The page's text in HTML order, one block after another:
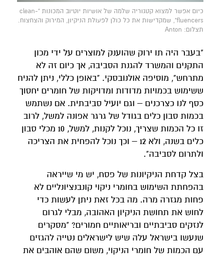
כיום אפשר למצוא קטגוריה שלמה של אושיות יוטיוב המכונות "clean-
fluencers", שמקדישות את כל כולן לפעולת הניקיון, המירוק והצחצוח.
תצלום: Anton
"בעבר היה תו ירוק שהוענק למוצרים על ידי מכון
התקנים והמשרד להגנת הסביבה, אך כיום זה לא
מתרחש", מוסיפה אולנובסקי. "באופן כללי, ניתן להניח
ששימוש בכמויות מדודות ומדויקות של חומרים יחסוך
כסף לנו כצרכנים – וגם יועיל סביבתית. אם נשתמש
בכמות סבון כלים בגודל של גרגר אפונה למשל, לרוב
זו כל הכמות שצריך, נוכל לקנות, למשל, 10 מכלי סבון
כלים בשנה, ולא 12 – וכך נוכל להפחית את הצריכה
ולתרום לסביבה".
בצל קדחת הניקיונות של פסח, יש מי שייראה
בהפחתת השימוש בחומרי ניקוי קונבנציונליים לא
פחות מגזרה מרה. מה בכל זאת ניתן לעשות כדי
לחוש את תחושת הניקיון האהובה, מבלי לגרום
לנזקים סביבתיים ובריאותיים חמורים? "מסקרים
שנעשו בישראל עלה שיש לישראלים נטייה להגזים
עם הכמות של חומרי הניקוי, משום שהם אוהבים את